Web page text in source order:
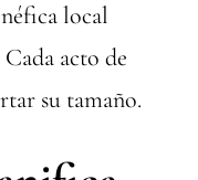
local
acto de
su tamaño.